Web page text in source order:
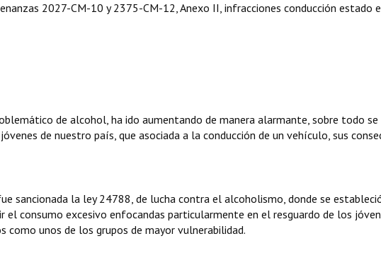
2027-CM-10 y 2375-CM-12, Anexo II, infracciones conducción estado
de alcohol, ha ido aumentando de manera alarmante, sobre todo
de nuestro país, que asociada a la conducción de un vehículo, sus
sancionada la ley 24788, de lucha contra el alcoholismo, donde se
el consumo excesivo enfocandas particularmente en el resguardo de los
como unos de los grupos de mayor vulnerabilidad.